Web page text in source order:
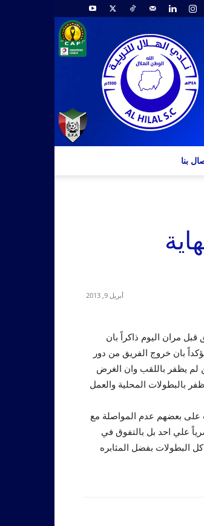
بنا
أبريل 9, 2013
مران اليوم ذاكراً بان
بان خروج الفريق من دور
لم يظفر باللقب وان الغرض
بالبطولات المحلية والعمل
على بعضهم عدم المواصلة مع
علي احد بل بالتفوق في
البطولات بفضل المثابره